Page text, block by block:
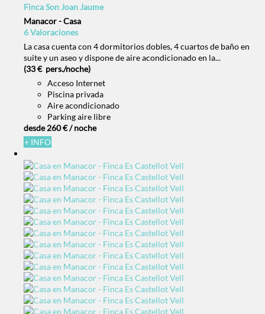
Finca Son Joan Jaume
Manacor -Casa
6 Valoraciones
La casa cuenta con 4 dormitorios dobles, 4 cuartos de baño en
suite y un aseo y dispone de aire acondicionado en la...
(33 € pers./noche)
Acceso Internet
Piscina privada
Aire acondicionado
Parking aire libre
desde 260 €/ noche
+ INFO